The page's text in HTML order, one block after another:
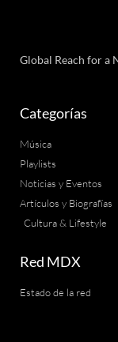
Global Reach for a
Categorías
Música
Playlists
Noticias y Eventos
Artículos y Biografías
Cultura & Lifestyle
Red MDX
Estado de la red